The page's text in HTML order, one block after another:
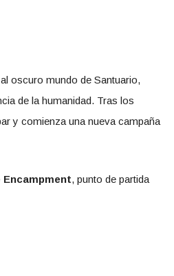
oscuro mundo de Santuario,
de la humanidad. Tras los
y comienza una nueva campaña
Encampment, punto de partida